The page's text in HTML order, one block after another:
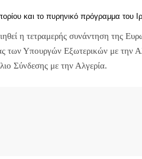
και το πυρηνικό πρόγραμμα του
η τετραμερής συνάντηση της
των Υπουργών Εξωτερικών με την
Σύνδεσης με την Αλγερία.